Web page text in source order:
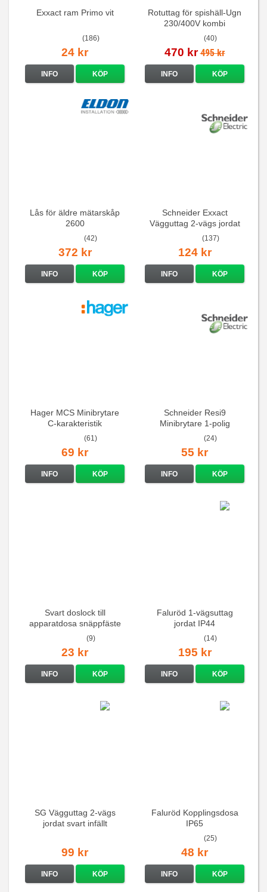
Exxact ram Primo vit
(186)
24 kr
INFO KÖP
Rotuttag för spishäll-Ugn
230/400V kombi
(40)
470 kr 495 kr
INFO KÖP
Lås för äldre mätarskåp
2600
(42)
372 kr
INFO KÖP
Schneider Exxact
Vägguttag 2-vägs jordat
Vit standarduttag
(137)
124 kr
INFO KÖP
Hager MCS Minibrytare
C-karakteristik
QuickConnect
(61)
69 kr
INFO KÖP
Schneider Resi9
Minibrytare 1-polig
(24)
55 kr
INFO KÖP
Svart doslock till
apparatdosa snäppfäste
(9)
23 kr
INFO KÖP
Faluröd 1-vägsuttag
jordat IP44
(14)
195 kr
INFO KÖP
SG Vägguttag 2-vägs
jordat svart infällt
99 kr
INFO KÖP
Faluröd Kopplingsdosa
IP65
(25)
48 kr
INFO KÖP